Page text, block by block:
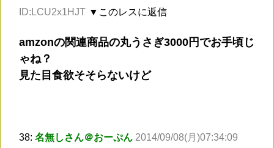
ID:LCU2x1HJT ▼このレスに返信
amzonの関連商品の丸うさぎ3000円でお手頃じ
ゃね？
見た目食欲そそらないけど
38: 名無しさん＠おーぷん 2014/09/08(月)07:34:09